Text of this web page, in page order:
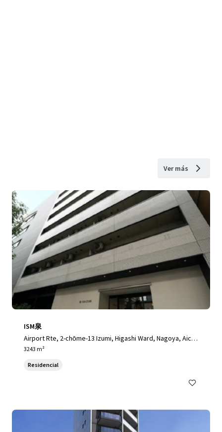
Ver más
ISM泉
Airport Rte, 2-chōme-13 Izumi, Higashi Ward, Nagoya, Aichi
461-0001, Japan, Nagoya, Aichi, 461-0001, JP
3243 m²
Residencial